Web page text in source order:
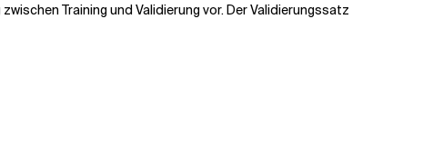
Training und Validierung vor. Der Validierungssatz